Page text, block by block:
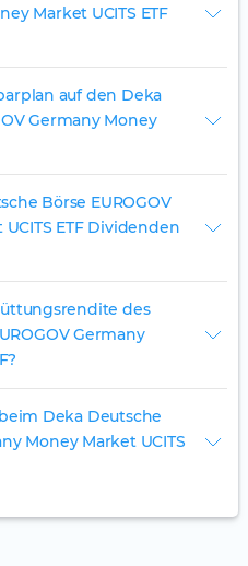
Market UCITS ETF
auf den Deka
Germany Money
Börse EUROGOV
ETF Dividenden
des
Germany
Deka Deutsche
Money Market UCITS